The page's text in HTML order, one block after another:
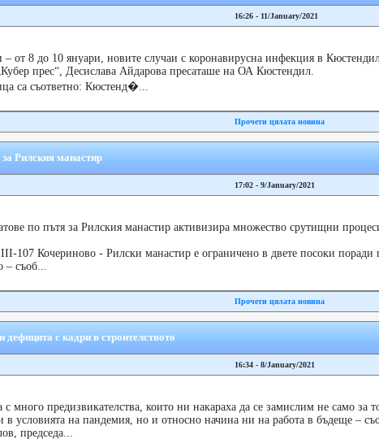
16:26 - 11/January/2021
от 8 до 10 януари, новите случаи с коронавирусна инфекция в
прес“, Десислава Айдарова пресаташе на ОА Кюстендил.
са съответно: Кюстенд�...
Прочети цялата новина
Рилския манастир
17:02 - 9/January/2021
по пътя за Рилския манастир активизира множество срутищни
107 Кочериново - Рилски манастир е ограничено в двете посоки поради
– съоб...
Прочети цялата новина
с кадри в строителството
16:34 - 8/January/2021
много предизвикателства, които ни накараха да се замислим не само за
в условията на пандемия, но и относно начина ни на работа в бъдеще –
председа...